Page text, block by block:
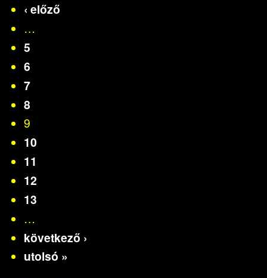
‹ előző
…
5
6
7
8
9
10
11
12
13
…
következő ›
utolsó »